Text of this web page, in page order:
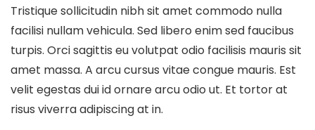
Tristique sollicitudin nibh sit amet commodo nulla
facilisi nullam vehicula. Sed libero enim sed faucibus
turpis. Orci sagittis eu volutpat odio facilisis mauris sit
amet massa. A arcu cursus vitae congue mauris. Est
velit egestas dui id ornare arcu odio ut. Et tortor at
risus viverra adipiscing at in.